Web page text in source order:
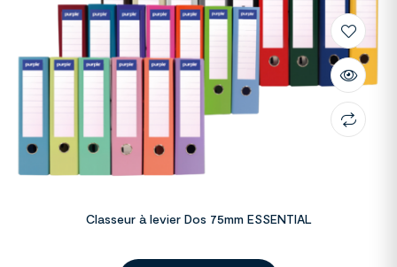
Classeur à levier Dos 75mm ESSENTIAL